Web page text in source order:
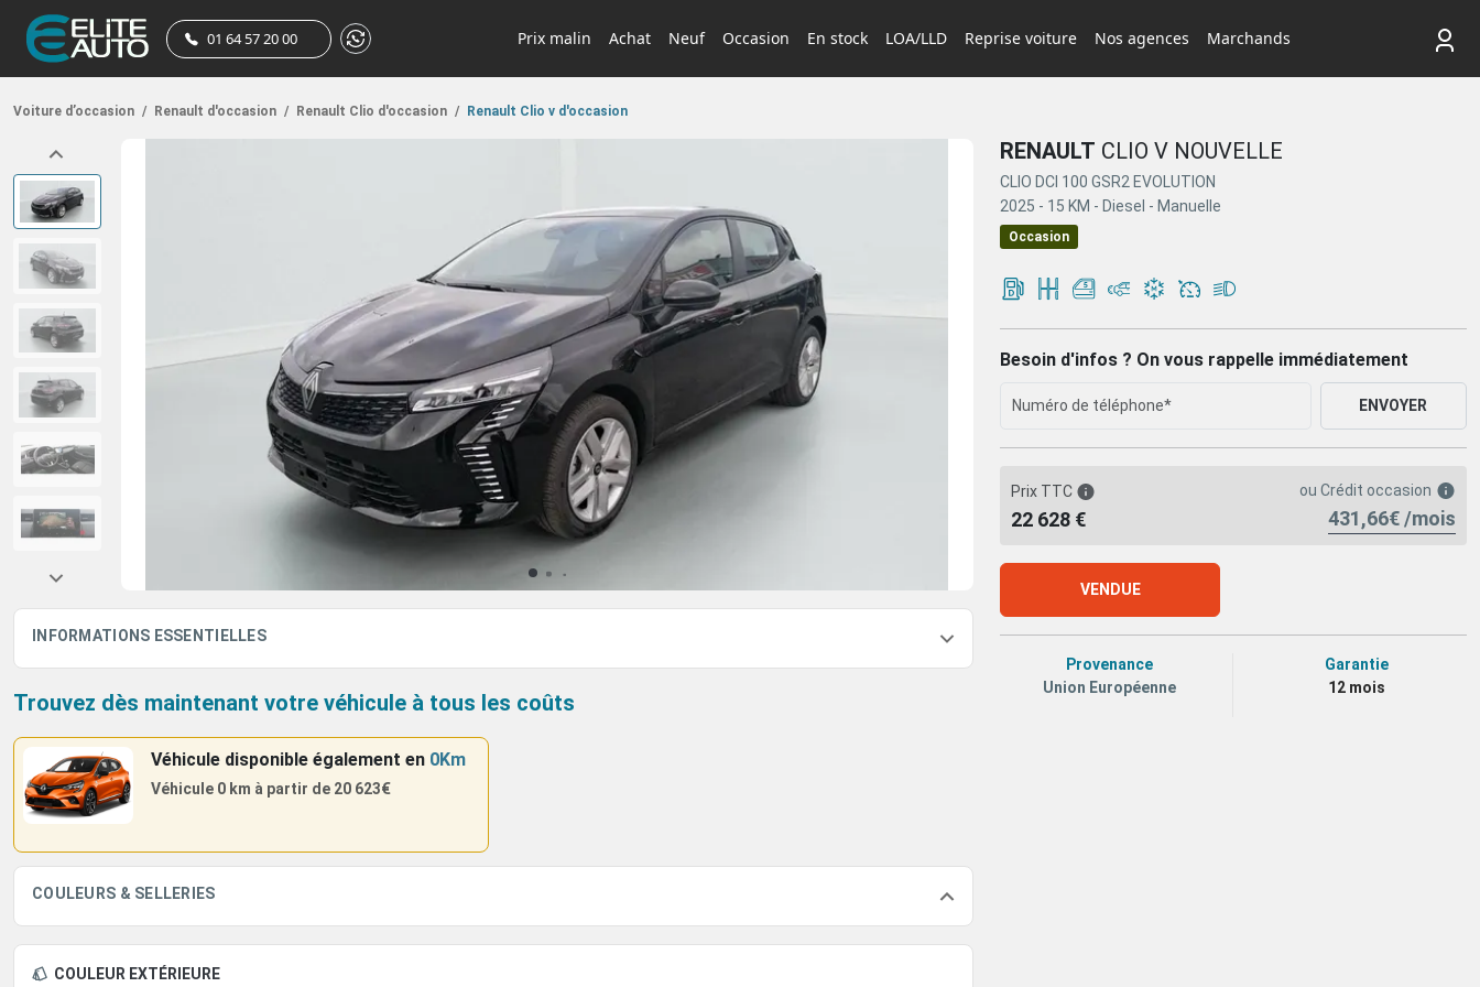
01 64 57 20 00 Prix malin Achat Neuf Occasion En stock LOA/LLD Reprise voiture Nos agences Marchands
Voiture d’occasion / Renault d'occasion / Renault Clio d'occasion / Renault Clio v d'occasion
INFORMATIONS ESSENTIELLES
Trouvez dès maintenant votre véhicule à tous les coûts
Véhicule disponible également en 0Km
Véhicule 0 km à partir de 20 623€
COULEURS & SELLERIES
COULEUR EXTÉRIEURE
RENAULT CLIO V NOUVELLE
CLIO DCI 100 GSR2 EVOLUTION
2025 - 15 KM - Diesel - Manuelle
Occasion
Besoin d'infos ? On vous rappelle immédiatement
ENVOYER
Prix TTC
22 628 €
ou Crédit occasion
431,66€ /mois
VENDUE
Provenance
Union Européenne
Garantie
12 mois